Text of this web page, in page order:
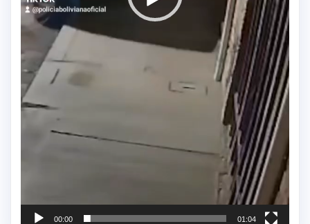
00:00 01:04